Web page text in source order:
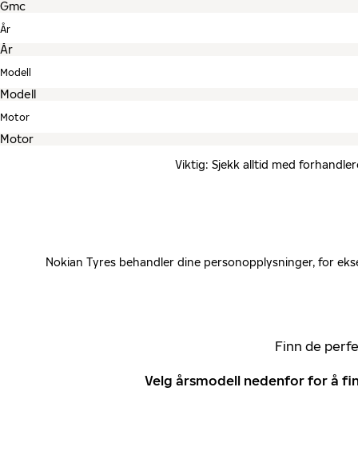
År
Modell
Motor
Viktig: Sjekk alltid med
Nokian Tyres behandler dine personopplysninger, for
Finn de
Velg årsmodell nedenfor for å